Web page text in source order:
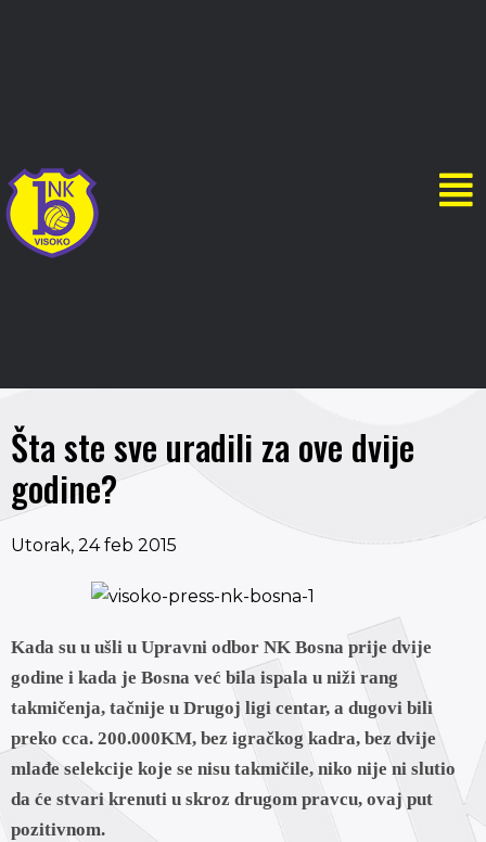
Šta ste sve uradili za ove dvije
godine?
Utorak, 24 feb 2015
Kada su u ušli u Upravni odbor NK Bosna prije dvije
godine i kada je Bosna već bila ispala u niži rang
takmičenja, tačnije u Drugoj ligi centar, a dugovi bili
preko cca. 200.000KM, bez igračkog kadra, bez dvije
mlađe selekcije koje se nisu takmičile, niko nije ni slutio
da će stvari krenuti u skroz drugom pravcu, ovaj put
pozitivnom.